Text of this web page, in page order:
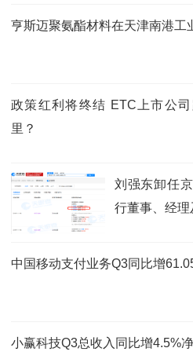
亨斯迈聚氨酯材料在天津南港工
政策红利将终结 ETC上市公
里？
刘强东卸任
行董事、经理
中国移动支付业务Q3同比增
小赢科技Q3总收入同比增4.5%